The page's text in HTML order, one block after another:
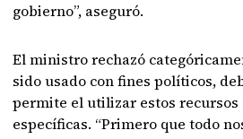
gobierno”, aseguró.
El ministro rechazó
sido usado con fines políticos,
permite el utilizar estos recursos
específicas. “Primero que todo